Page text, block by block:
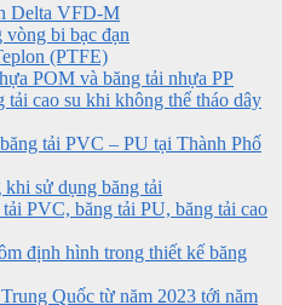
Delta VFD-M
vòng bi bạc đạn
(PTFE)
POM và băng tải nhựa PP
tải cao su khi không thể tháo dây
tải PVC – PU tại Thành Phố
sử dụng băng tải
PVC, băng tải PU, băng tải cao
định hình trong thiết kế băng
Quốc từ năm 2023 tới năm